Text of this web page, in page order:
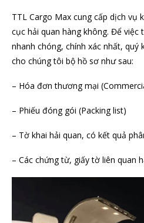
TTL Cargo Max cung cấp dịch vụ
cục hải quan hàng không. Để
nhanh chóng, chính xác nhất, quý
cho chúng tôi bộ hồ sơ như sau:
– Hóa đơn thương mại
– Phiếu đóng gói (Packing list)
– Tờ khai hải quan, có kết quả
– Các chứng từ, giấy tờ liên quan